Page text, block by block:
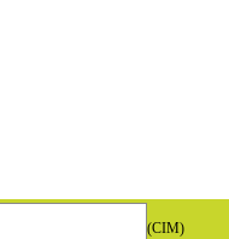
(CIM)